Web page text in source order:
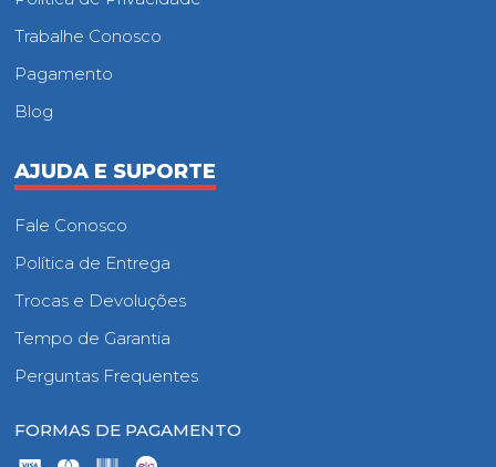
Trabalhe Conosco
Pagamento
Blog
AJUDA E SUPORTE
Fale Conosco
Política de Entrega
Trocas e Devoluções
Tempo de Garantia
Perguntas Frequentes
FORMAS DE PAGAMENTO